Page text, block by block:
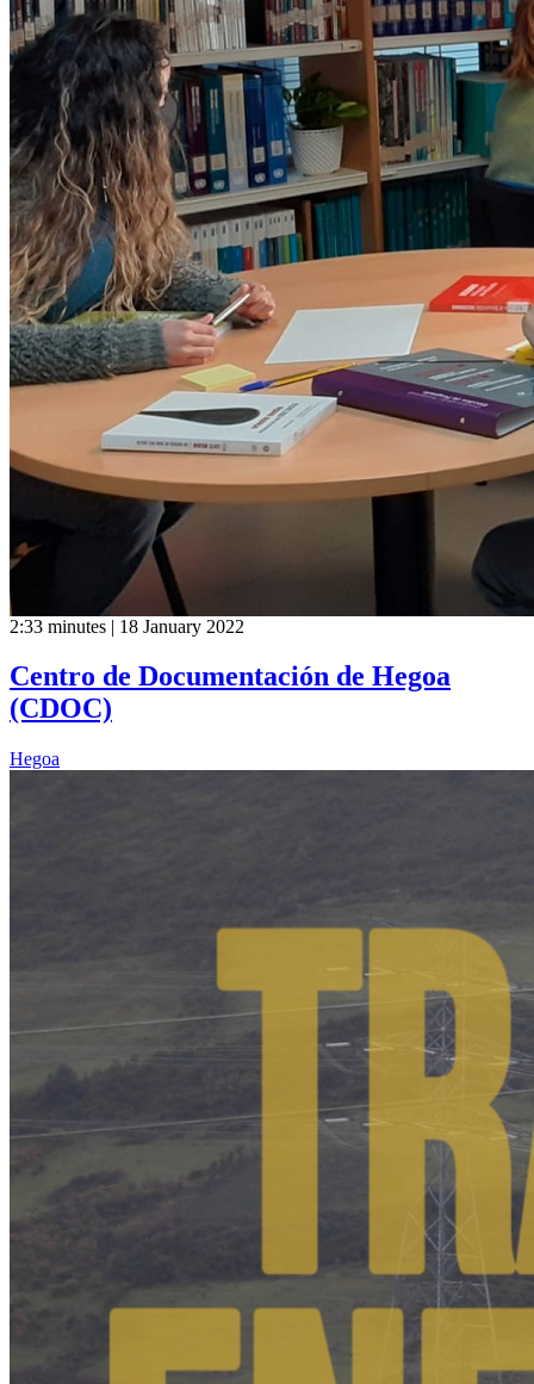
2:33 minutes | 18 January 2022
Centro de Documentación de Hegoa
(CDOC)
Hegoa